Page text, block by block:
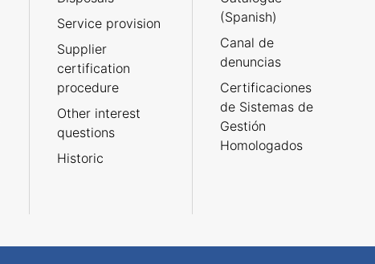
Service provision
Supplier
certification
procedure
Other interest
questions
Historic
(Spanish)
Canal de
denuncias
Certificaciones
de Sistemas de
Gestión
Homologados